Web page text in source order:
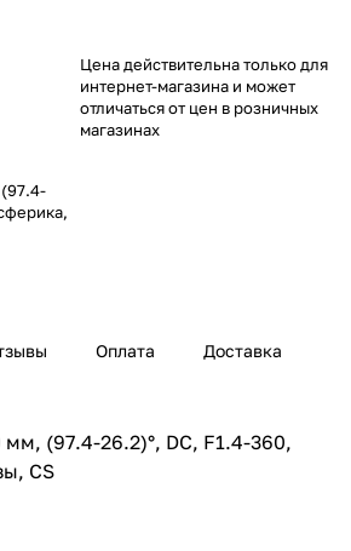
Цена действительна только для
интернет-магазина и может
отличаться от цен в розничных
магазинах
Оплата Доставка
(97.4-26.2)°, DC, F1.4-360,
CS